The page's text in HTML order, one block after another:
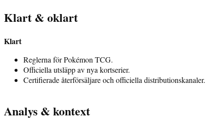
Klart & oklart
Klart
Reglerna för Pokémon TCG.
Officiella utsläpp av nya kortserier.
Certifierade återförsäljare och officiella distributionskanaler.
Analys & kontext